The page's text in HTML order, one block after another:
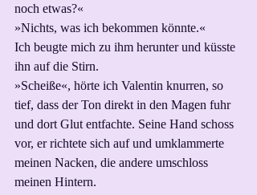
noch etwas?«
»Nichts, was ich bekommen könnte.«
Ich beugte mich zu ihm herunter und küsste
ihn auf die Stirn.
»Scheiße«, hörte ich Valentin knurren, so
tief, dass der Ton direkt in den Magen fuhr
und dort Glut entfachte. Seine Hand schoss
vor, er richtete sich auf und umklammerte
meinen Nacken, die andere umschloss
meinen Hintern.